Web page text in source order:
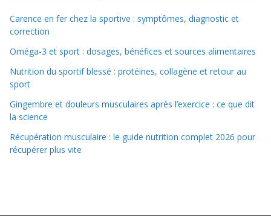
Carence en fer chez la sportive : symptômes, diagnostic et
correction
Oméga-3 et sport : dosages, bénéfices et sources alimentaires
Nutrition du sportif blessé : protéines, collagène et retour au
sport
Gingembre et douleurs musculaires après l’exercice : ce que dit
la science
Récupération musculaire : le guide nutrition complet 2026 pour
récupérer plus vite